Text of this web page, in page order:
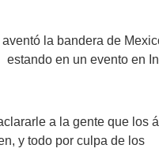
la bandera de
estando en un evento en
a la gente que los
y todo por culpa de los